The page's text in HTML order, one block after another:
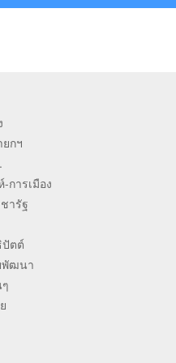
กฯ
-การเมือง
ารัฐ
ตต์
พัฒนา